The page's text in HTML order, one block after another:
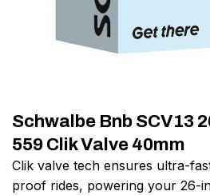
Schwalbe Bnb SCV13
559 Clik Valve 40mm
Clik valve tech ensures ultra-
proof rides, powering your 26-